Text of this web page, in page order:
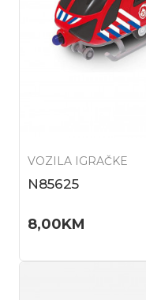
VOZILA IGRAČKE
N85625
8,00KM